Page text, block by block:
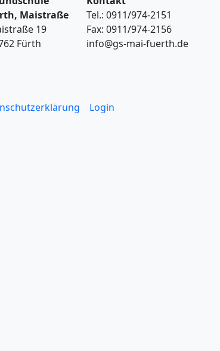
Maistraße
19
Fürth
Tel.: 0911/974-2151
Fax: 0911/974-2156
info@gs-mai-fuerth.de
Login